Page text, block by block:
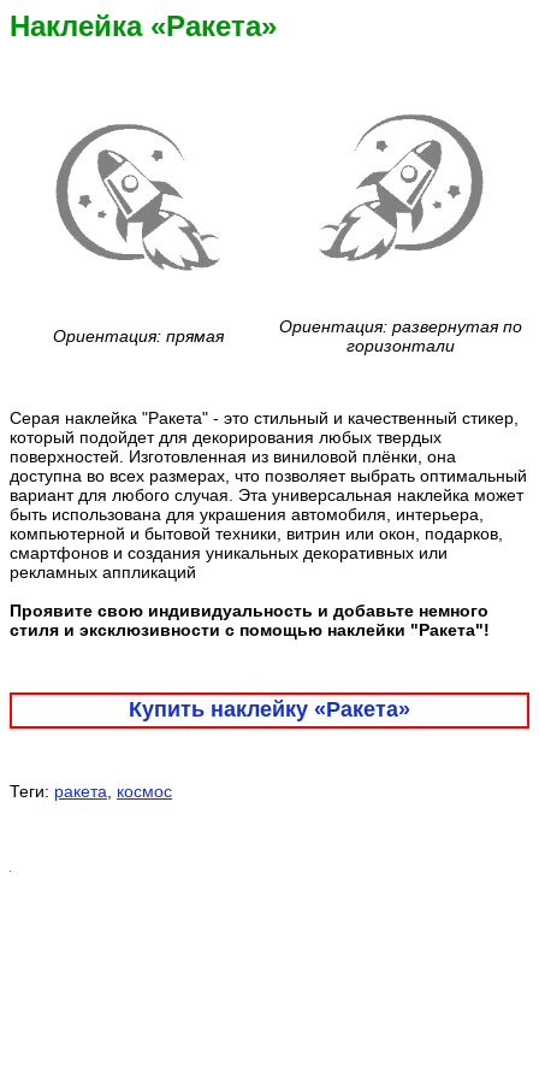
Наклейка «Ракета»
Ориентация: прямая
Ориентация: развернутая по
горизонтали
Серая наклейка "Ракета" - это стильный и качественный стикер,
который подойдет для декорирования любых твердых
поверхностей. Изготовленная из виниловой плёнки, она
доступна во всех размерах, что позволяет выбрать оптимальный
вариант для любого случая. Эта универсальная наклейка может
быть использована для украшения автомобиля, интерьера,
компьютерной и бытовой техники, витрин или окон, подарков,
смартфонов и создания уникальных декоративных или
рекламных аппликаций
Проявите свою индивидуальность и добавьте немного
стиля и эксклюзивности с помощью наклейки "Ракета"!
Купить наклейку «Ракета»
Теги: ракета, космос